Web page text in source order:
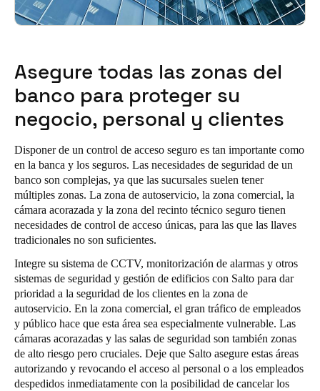
Asegure todas las zonas del
banco para proteger su
negocio, personal y clientes
Disponer de un control de acceso seguro es tan importante como
en la banca y los seguros. Las necesidades de seguridad de un
banco son complejas, ya que las sucursales suelen tener
múltiples zonas. La zona de autoservicio, la zona comercial, la
cámara acorazada y la zona del recinto técnico seguro tienen
necesidades de control de acceso únicas, para las que las llaves
tradicionales no son suficientes.
Integre su sistema de CCTV, monitorización de alarmas y otros
sistemas de seguridad y gestión de edificios con Salto para dar
prioridad a la seguridad de los clientes en la zona de
autoservicio. En la zona comercial, el gran tráfico de empleados
y público hace que esta área sea especialmente vulnerable. Las
cámaras acorazadas y las salas de seguridad son también zonas
de alto riesgo pero cruciales. Deje que Salto asegure estas áreas
autorizando y revocando el acceso al personal o a los empleados
despedidos inmediatamente con la posibilidad de cancelar los